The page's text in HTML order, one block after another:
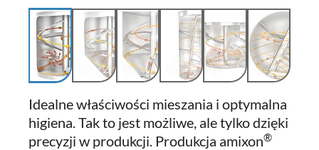
Idealne właściwości mieszania i optymalna
higiena. Tak to jest możliwe, ale tylko dzięki
precyzji w produkcji. Produkcja amixon®